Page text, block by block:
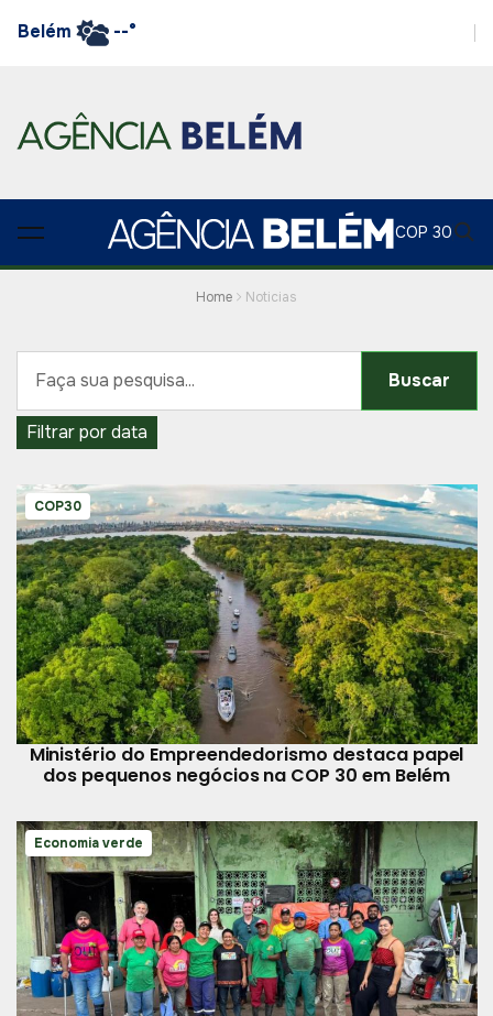
Belém --°
COP 30
Home Noticias
Buscar
Filtrar por data
COP30
Ministério do Empreendedorismo destaca papel
dos pequenos negócios na COP 30 em Belém
Economia verde